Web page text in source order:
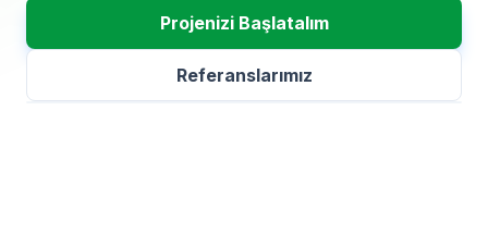
Projenizi Başlatalım
Referanslarımız